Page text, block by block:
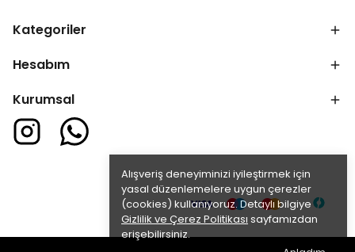
Alışveriş deneyiminizi iyileştirmek için
yasal düzenlemelere uygun çerezler
(cookies) kullanıyoruz. Detaylı bilgiye
Gizlilik ve Çerez Politikası sayfamızdan
erişebilirsiniz.
Kategoriler
Hesabım
Kurumsal